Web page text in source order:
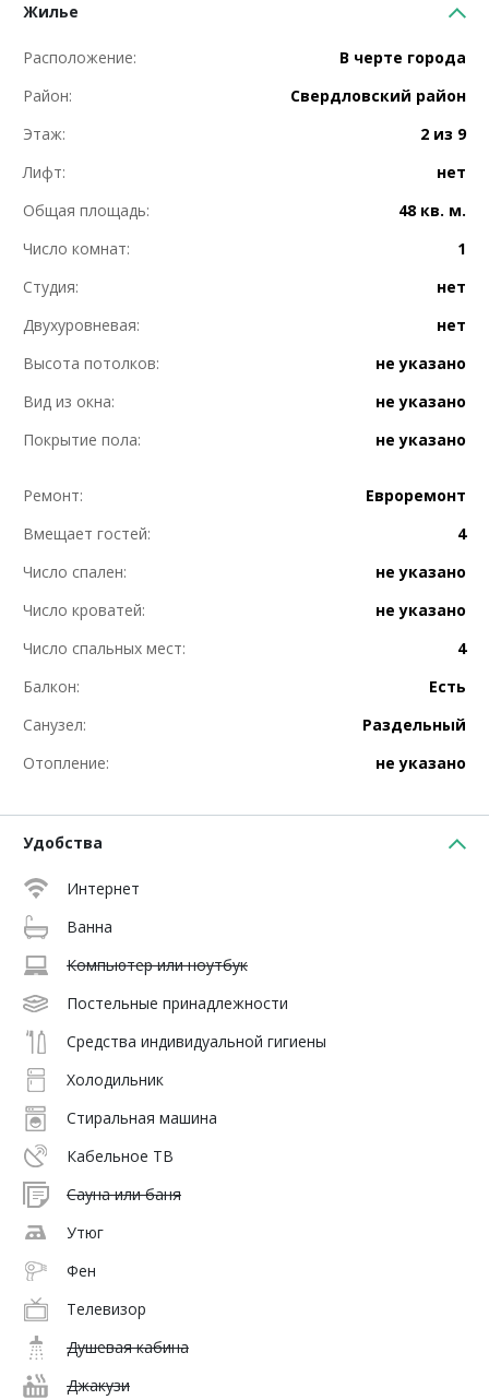
Жилье
Расположение:
В черте города
Район:
Свердловский район
Этаж:
2 из 9
Лифт:
нет
Общая площадь:
48 кв. м.
Число комнат:
1
Студия:
нет
Двухуровневая:
нет
Высота потолков:
не указано
Вид из окна:
не указано
Покрытие пола:
не указано
Ремонт:
Евроремонт
Вмещает гостей:
4
Число спален:
не указано
Число кроватей:
не указано
Число спальных мест:
4
Балкон:
Есть
Санузел:
Раздельный
Отопление:
не указано
Удобства
Интернет
Ванна
Компьютер или ноутбук
Постельные принадлежности
Средства индивидуальной гигиены
Холодильник
Стиральная машина
Кабельное ТВ
Сауна или баня
Утюг
Фен
Телевизор
Душевая кабина
Джакузи